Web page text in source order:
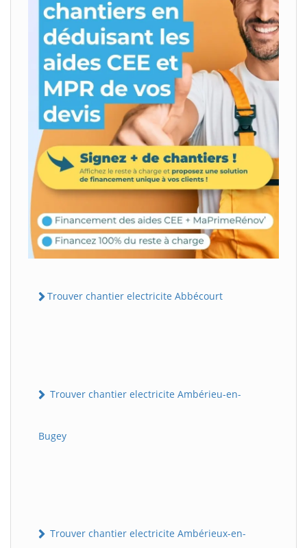
Trouver chantier electricite Abbécourt
Trouver chantier electricite Ambérieu-en-
Bugey
Trouver chantier electricite Ambérieux-en-